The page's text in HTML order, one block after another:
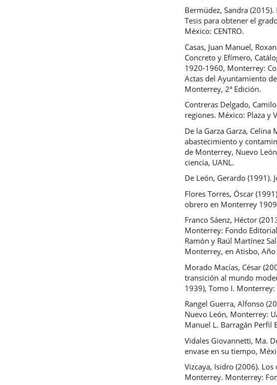
Bermúdez, Sandra
Tesis para obtener el
México: CENTRO.
Casas, Juan Manuel,
Concreto y Efímero,
1920-1960, Monterrey:
Actas del Ayuntamiento
Monterrey, 2ª Edición.
Contreras Delgado,
regiones. México: Plaza y
De la Garza Garza, Celina
abastecimiento y
de Monterrey, Nuevo
ciencia, UANL.
De León, Gerardo (1991).
Flores Torres, Óscar
obrero en Monterrey
Franco Sáenz, Héctor
Monterrey: Fondo
Ramón y Raúl Martínez
Monterrey, en Atisbo,
Morado Macías, César
transición al mundo
1939), Tomo I.
Rangel Guerra, Alfonso
Nuevo León, Monterrey:
Manuel L. Barragán Perfil
Vidales Giovannetti, Ma.
envase en su tiempo,
Vizcaya, Isidro (2006).
Monterrey. Monterrey: